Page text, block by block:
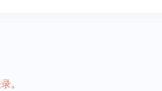
。